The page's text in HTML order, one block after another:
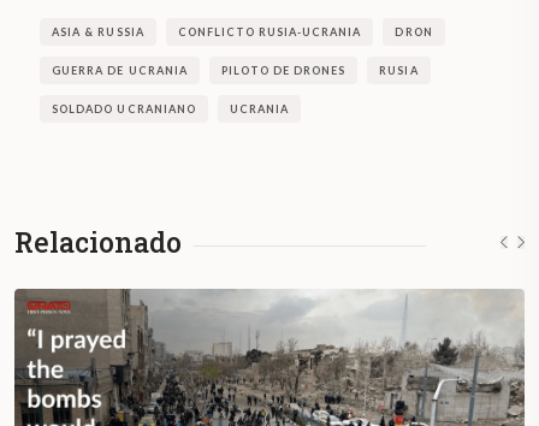
ASIA & RUSSIA CONFLICTO RUSIA-UCRANIA DRON
GUERRA DE UCRANIA PILOTO DE DRONES RUSIA
SOLDADO UCRANIANO UCRANIA
Relacionado